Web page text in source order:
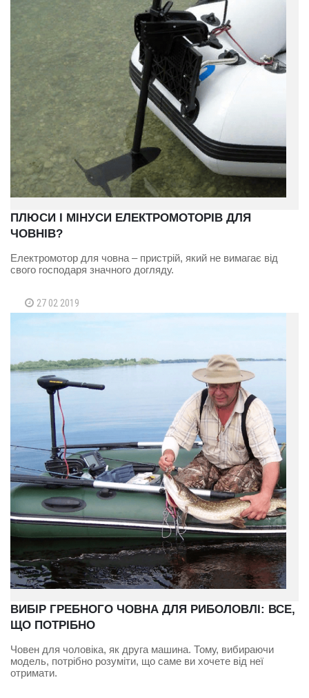
ПЛЮСИ І МІНУСИ ЕЛЕКТРОМОТОРІВ ДЛЯ
ЧОВНІВ?
Електромотор для човна – пристрій, який не вимагає від
свого господаря значного догляду.
27 02 2019
ВИБІР ГРЕБНОГО ЧОВНА ДЛЯ РИБОЛОВЛІ: ВСЕ,
ЩО ПОТРІБНО
Човен для чоловіка, як друга машина. Тому, вибираючи
модель, потрібно розуміти, що саме ви хочете від неї
отримати.